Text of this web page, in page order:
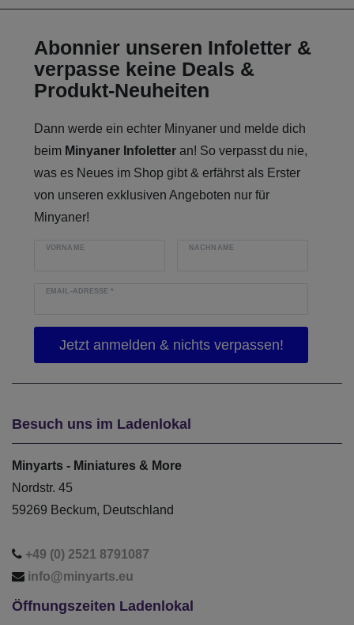
Abonnier unseren Infoletter &
verpasse keine Deals &
Produkt-Neuheiten
Dann werde ein echter Minyaner und melde dich
beim Minyaner Infoletter an! So verpasst du nie,
was es Neues im Shop gibt & erfährst als Erster
von unseren exklusiven Angeboten nur für
Minyaner!
VORNAME NACHNAME
EMAIL-ADRESSE*
Besuch uns im Ladenlokal
Minyarts - Miniatures & More
Nordstr. 45
59269 Beckum, Deutschland
+49 (0) 2521 8791087
info@minyarts.eu
Öffnungszeiten Ladenlokal